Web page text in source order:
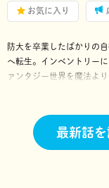
お気に入り
防大を卒業したばかりの
へ転生。インベントリー
ァンタジー世界を魔法よ
最新話を